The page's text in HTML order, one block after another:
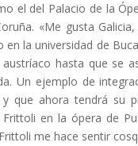
el del Palacio de la
«Me gusta
en la universidad de
hasta que se
Un ejemplo de
y que ahora tendrá su
en la ópera de
me hace sentir